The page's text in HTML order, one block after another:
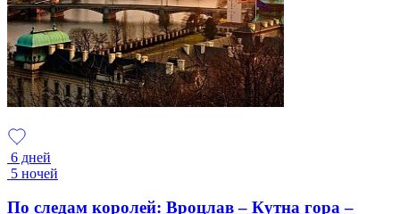
6 дней
5 ночей
По следам королей: Вроцлав – Кутна гора –